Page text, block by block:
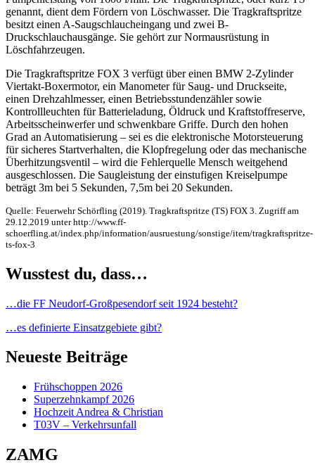
genannt, dient dem Fördern von Löschwasser. Die Tragkraftspritze
besitzt einen A-Saugschlaucheingang und zwei B-
Druckschlauchausgänge. Sie gehört zur Normausrüstung in
Löschfahrzeugen.
Die Tragkraftspritze FOX 3 verfügt über einen BMW 2-Zylinder
Viertakt-Boxermotor, ein Manometer für Saug- und Druckseite,
einen Drehzahlmesser, einen Betriebsstundenzähler sowie
Kontrollleuchten für Batterieladung, Öldruck und Kraftstoffreserve,
Arbeitsscheinwerfer und schwenkbare Griffe. Durch den hohen
Grad an Automatisierung – sei es die elektronische Motorsteuerung
für sicheres Startverhalten, die Klopfregelung oder das mechanische
Überhitzungsventil – wird die Fehlerquelle Mensch weitgehend
ausgeschlossen. Die Saugleistung der einstufigen Kreiselpumpe
beträgt 3m bei 5 Sekunden, 7,5m bei 20 Sekunden.
Quelle: Feuerwehr Schörfling (2019). Tragkraftspritze (TS) FOX 3. Zugriff am
29.12.2019 unter http://www.ff-
schoerfling.at/index.php/information/ausruestung/sonstige/item/tragkraftspritze-
ts-fox-3
Wusstest du, dass…
…die FF Neudorf-Großpesendorf seit 1924 besteht?
…es definierte Einsatzgebiete gibt?
Neueste Beiträge
Frühschoppen 2026
Superzehnkampf 2026
Hochzeit Andrea & Christian
T03V – Verkehrsunfall
ZAMG